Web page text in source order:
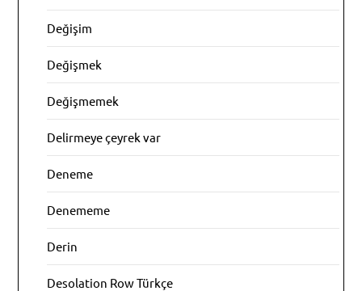
Değişim
Değişmek
Değişmemek
Delirmeye çeyrek var
Deneme
Denememe
Derin
Desolation Row Türkçe